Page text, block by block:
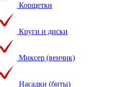
Корщетки
Круги и диски
Миксер (венчик)
Насадки (биты)